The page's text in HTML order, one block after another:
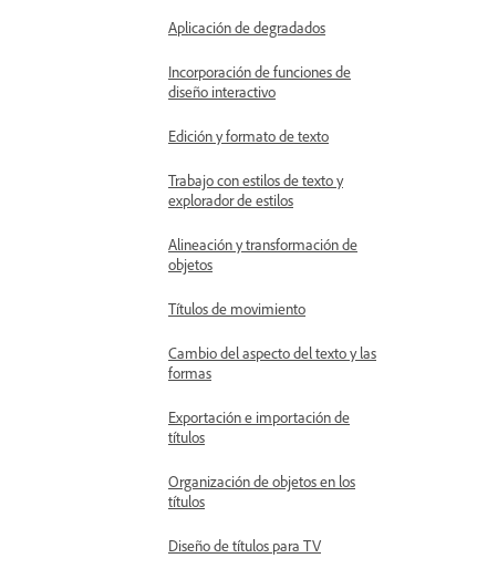
Aplicación de degradados
Incorporación de funciones de
diseño interactivo
Edición y formato de texto
Trabajo con estilos de texto y
explorador de estilos
Alineación y transformación de
objetos
Títulos de movimiento
Cambio del aspecto del texto y las
formas
Exportación e importación de
títulos
Organización de objetos en los
títulos
Diseño de títulos para TV